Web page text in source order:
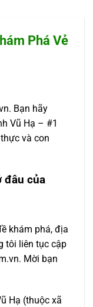
Phá Vẻ
Bạn hãy
Vũ Hạ – #1
và con
đâu của
khám phá, địa
tôi liên tục cập
Mời bạn
Hạ (thuộc xã